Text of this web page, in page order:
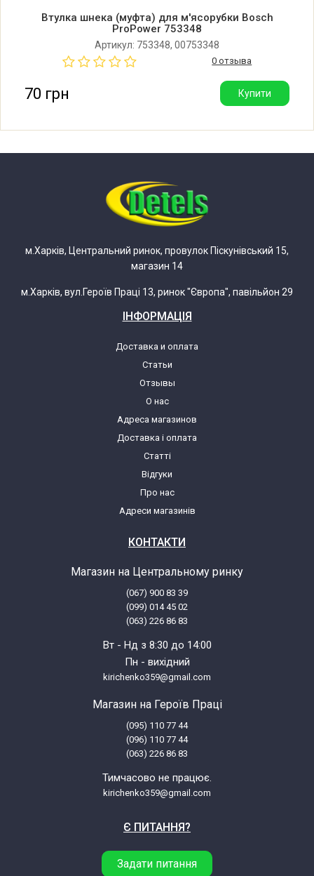
Siemens MW67440
Siemens MW67440/01
Siemens MW67440GB
Втулка шнека (муфта) для м'ясорубки Bosch
ProPower 753348
Артикул: 753348, 00753348
0 отзыва
70 грн Купити
м.Харків, Центральний ринок, провулок Піскунівський 15,
магазин 14
м.Харків, вул.Героїв Праці 13, ринок "Європа", павільйон 29
ІНФОРМАЦІЯ
Доставка и оплата
Статьи
Отзывы
О нас
Адреса магазинов
Доставка і оплата
Статті
Відгуки
Про нас
Адреси магазинів
КОНТАКТИ
Магазин на Центральному ринку
(067) 900 83 39
(099) 014 45 02
(063) 226 86 83
Вт - Нд з 8:30 до 14:00
Пн - вихідний
kirichenko359@gmail.com
Магазин на Героїв Праці
(095) 110 77 44
(096) 110 77 44
(063) 226 86 83
Тимчасово не працює.
kirichenko359@gmail.com
Є ПИТАННЯ?
Задати питання